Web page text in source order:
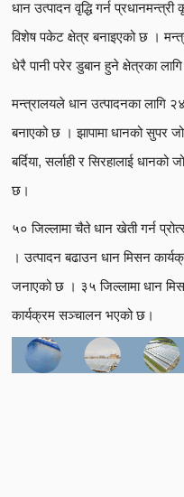
धान उत्पादन वृद्धि गर्न
विशेष पकेट क्षेत्र बनाइएको छ ।
धेरै पानी परेर डुबान हुने क्षेत्रका
मन्त्रालयले धान उत्पादनका लागि
बनाएको छ । झापामा धानको सुपर
बर्दिया, सर्लाही र सिरहालाई
छ।
५० जिल्लामा चैते धान खेती गर्न
। उत्पादन बढाउन धान मिसन
जनाएको छ । ३५ जिल्लामा धान
कार्यक्रम सञ्चालन भएको छ।